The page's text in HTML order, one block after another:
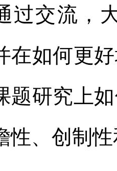
交流，大
在如何更
题研究上
性、创制